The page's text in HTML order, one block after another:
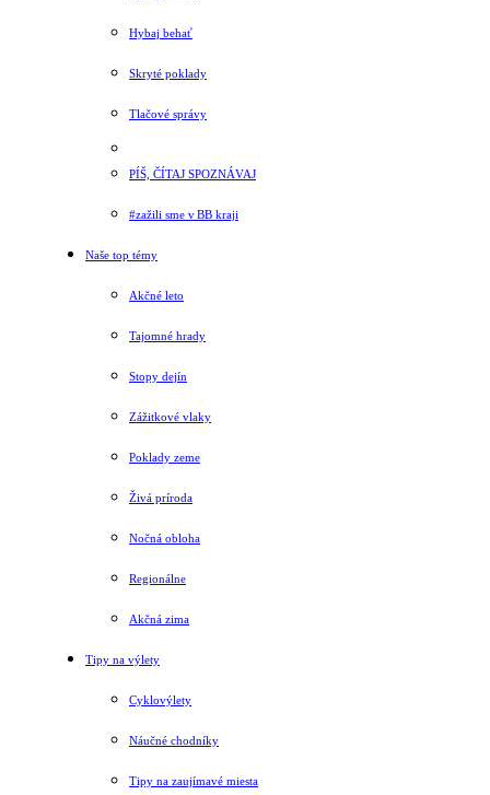
Hybaj behať
Skryté poklady
Tlačové správy
PÍŠ, ČÍTAJ SPOZNÁVAJ
#zažili sme v BB kraji
Naše top témy
Akčné leto
Tajomné hrady
Stopy dejín
Zážitkové vlaky
Poklady zeme
Živá príroda
Nočná obloha
Regionálne
Akčná zima
Tipy na výlety
Cyklovýlety
Náučné chodníky
Tipy na zaujímavé miesta